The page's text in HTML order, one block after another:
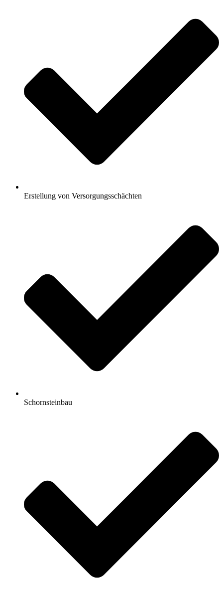
Erstellung von Versorgungsschächten
Schornsteinbau